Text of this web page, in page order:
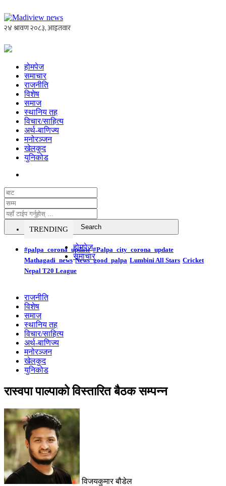
होमपेज
समाचार
राजनीति
विशेष
समाज
स्थानिय तह
विचार/साहित्य
अर्थ-बाणिज्य
मनोरञ्जन
खेलकुद
युनिकोड
TRENDING
#palpa_corona_update #Palpa_city_corona_update
Mathagadi_news News_good_palpa Lumbini All Stars Cricket
Nepal T20 League
होमपेज
समाचार
राजनीति
विशेष
समाज
स्थानिय तह
विचार/साहित्य
अर्थ-बाणिज्य
मनोरञ्जन
खेलकुद
युनिकोड
रास्वपा पाल्पाको विस्तारित बैठक सम्पन्न
विजयकुमार बौडेल